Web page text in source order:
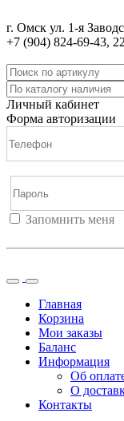
г. Омск ул. 1-я
+7 (904) 824-69-43,
Личный кабинет
Форма авторизации
Запомнить меня
Главная
Корзина
Мои заказы
Баланс
Информация
Об
О
Контакты